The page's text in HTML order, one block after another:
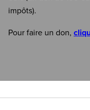
impôts).
Pour faire un don,